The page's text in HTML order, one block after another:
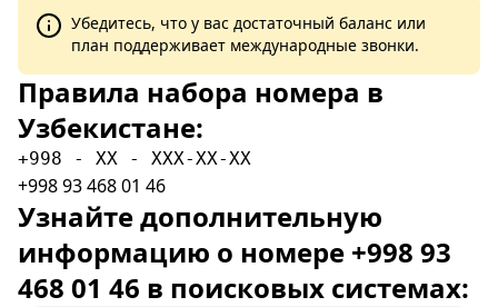
Убедитесь, что у вас достаточный баланс или
план поддерживает международные звонки.
Правила набора номера в
Узбекистане:
+998 - XX - XXX-XX-XX
+998 93 468 01 46
Узнайте дополнительную
информацию о номере +998 93
468 01 46 в поисковых системах: